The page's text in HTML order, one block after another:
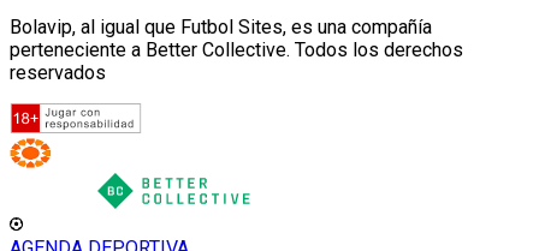
Bolavip, al igual que Futbol Sites, es una compañía
perteneciente a Better Collective. Todos los derechos
reservados